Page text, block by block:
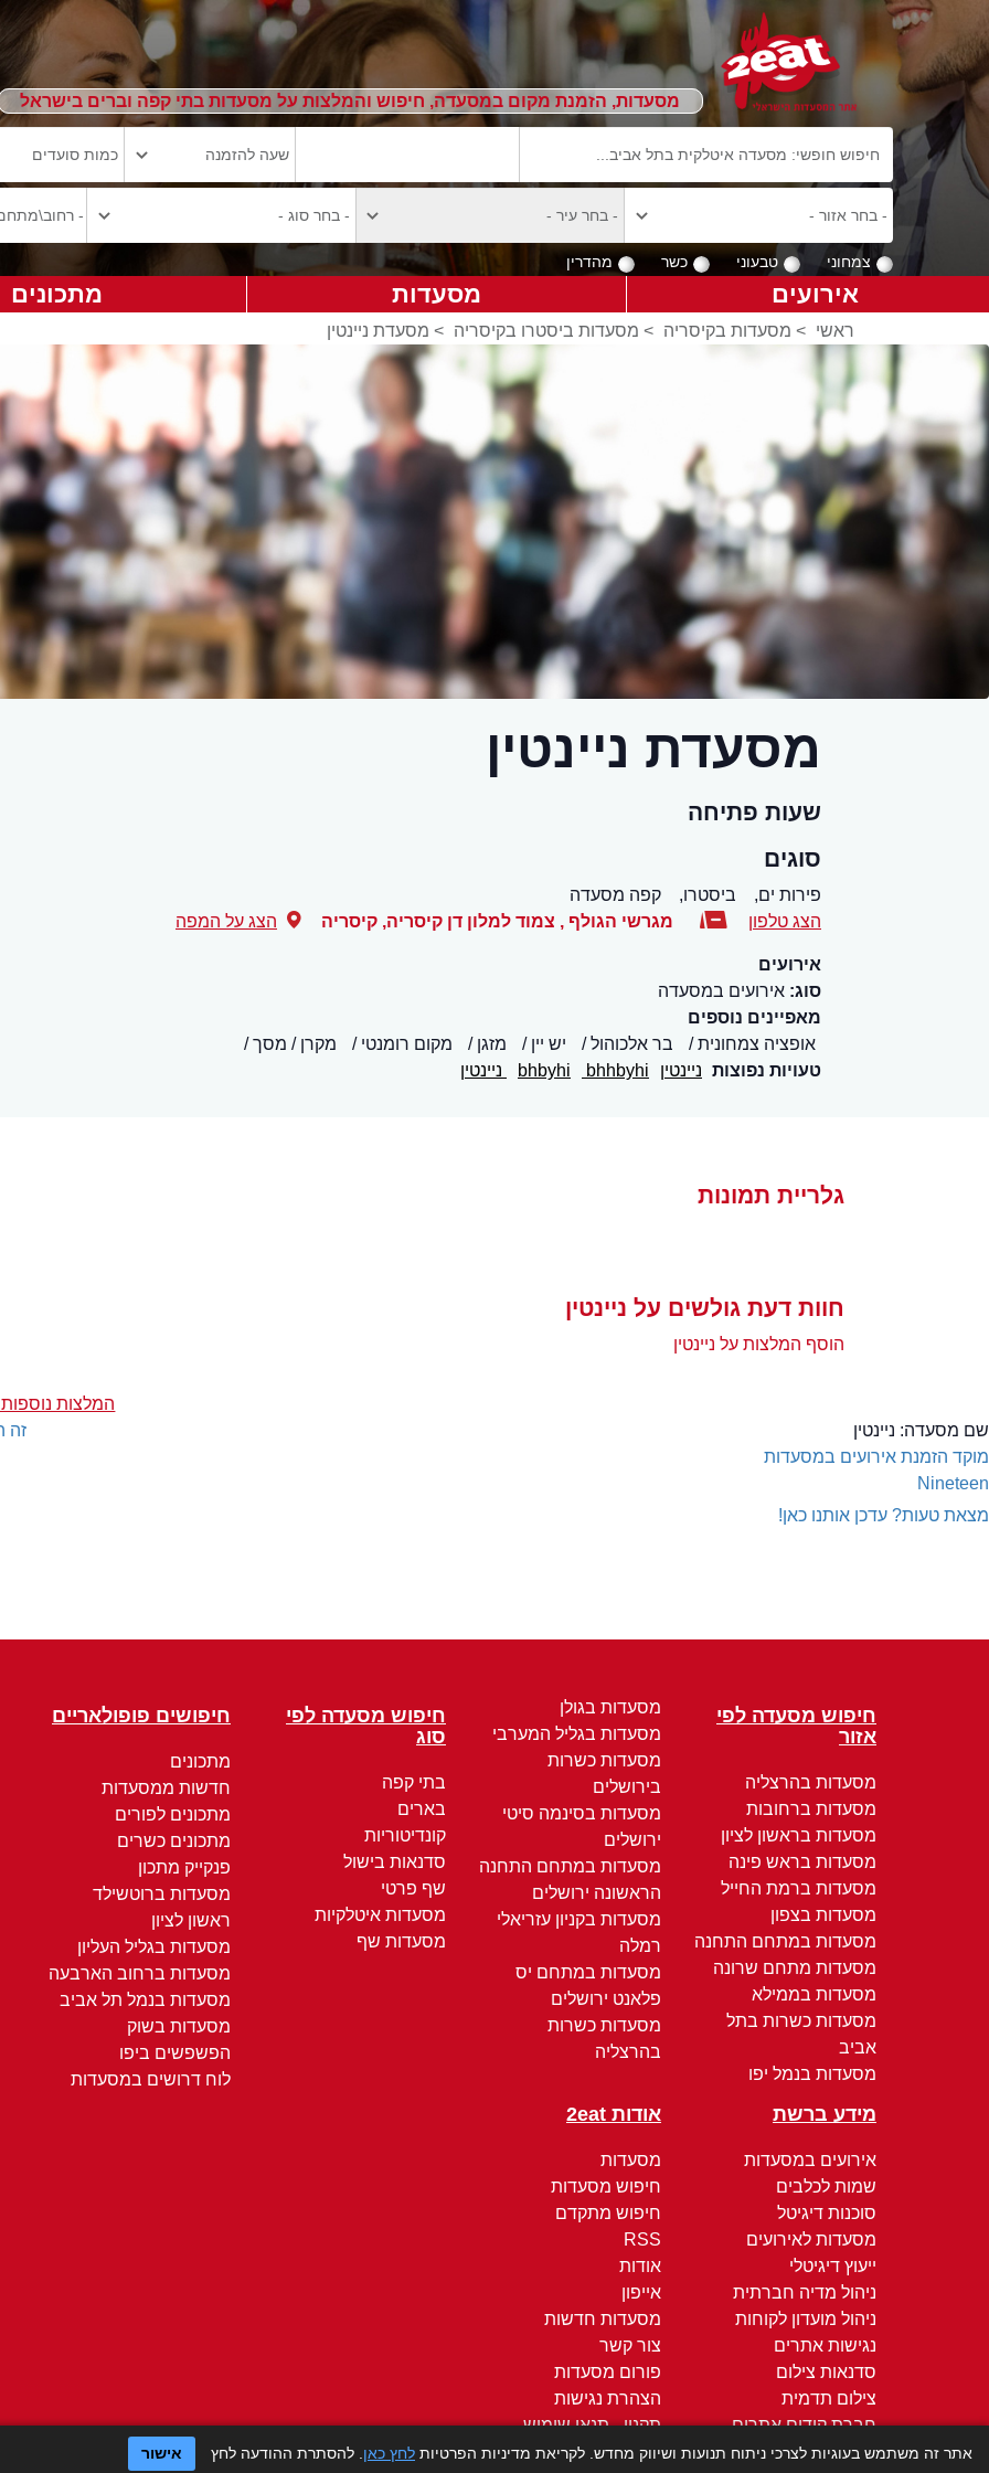
מסעדות, הזמנת מקום במסעדה, חיפוש והמלצות על מסעדות בתי קפה וברים בישראל
צמחוני טבעוני כשר מהדרין
אירועים מסעדות מתכונים
ראשי > מסעדות בקיסריה > מסעדות ביסטרו בקיסריה > מסעדת ניינטין
מסעדת ניינטין
שעות פתיחה
סוגים
פירות ים, ביסטרו,
קפה מסעדה
הצג טלפון
מגרשי הגולף , צמוד למלון דן קיסריה, קיסריה הצג על המפה
אירועים
סוג: אירועים במסעדה
מאפיינים נוספים
אופציה צמחונית
בר אלכוהול יש יין מזגן מקום רומנטי
מקרן / מסך
טעויות נפוצות ניינטין bhbyhi bhhbyhi ניינטין
גלריית תמונות
חוות דעת גולשים על ניינטין
הוסף המלצות על ניינטין
המלצות נוספות
זה שם מסעדה: ניינטין
מוקד הזמנת אירועים במסעדות
Nineteen
מצאת טעות? עדכן אותנו כאן!
חיפוש מסעדה לפי
אזור
מסעדות בהרצליה
מסעדות ברחובות
מסעדות בראשון לציון
מסעדות בראש פינה
מסעדות ברמת החייל
מסעדות בצפון
מסעדות במתחם התחנה
מסעדות מתחם שרונה
מסעדות בממילא
מסעדות כשרות בתל
אביב
מסעדות בנמל יפו
מסעדות בגולן
מסעדות בגליל המערבי
מסעדות כשרות
בירושלים
מסעדות בסינמה סיטי
ירושלים
מסעדות במתחם התחנה
הראשונה ירושלים
מסעדות בקניון עזריאלי
רמלה
מסעדות במתחם יס
פלאנט ירושלים
מסעדות כשרות
בהרצליה
חיפוש מסעדה לפי
סוג
בתי קפה
בארים
קונדיטוריות
סדנאות בישול
שף פרטי
מסעדות איטלקיות
מסעדות שף
חיפושים פופולאריים
מתכונים
חדשות ממסעדות
מתכונים לפורים
מתכונים כשרים
פנקייק מתכון
מסעדות ברוטשילד
ראשון לציון
מסעדות בגליל העליון
מסעדות ברחוב הארבעה
מסעדות בנמל תל אביב
מסעדות בשוק
הפשפשים ביפו
לוח דרושים במסעדות
מידע ברשת
אירועים במסעדות
שמות לכלבים
סוכנות דיגיטל
מסעדות לאירועים
ייעוץ דיגיטלי
ניהול מדיה חברתית
ניהול מועדון לקוחות
נגישות אתרים
סדנאות צילום
צילום תדמית
חברת קידום אתרים
קידום ממומן
אודות 2eat
מסעדות
חיפוש מסעדות
חיפוש מתקדם
RSS
אודות
אייפון
מסעדות חדשות
צור קשר
פורום מסעדות
הצהרת נגישות
תקנון - תנאי שימוש
מדיניות הפרטיות
אתר זה משתמש בעוגיות לצרכי ניתוח תנועות ושיווק מחדש. לקריאת מדיניות הפרטיות לחץ כאן . להסתרת ההודעה לחץ אישור